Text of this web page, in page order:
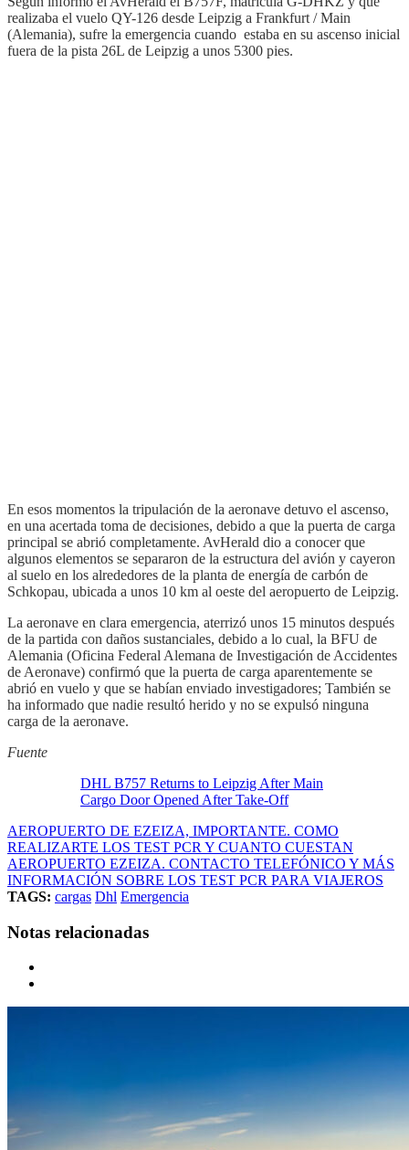
realizaba el vuelo QY-126 desde Leipzig a Frankfurt / Main
(Alemania), sufre la emergencia cuando estaba en su ascenso inicial
fuera de la pista 26L de Leipzig a unos 5300 pies.
En esos momentos la tripulación de la aeronave detuvo el ascenso,
en una acertada toma de decisiones, debido a que la puerta de carga
principal se abrió completamente. AvHerald dio a conocer que
algunos elementos se separaron de la estructura del avión y cayeron
al suelo en los alrededores de la planta de energía de carbón de
Schkopau, ubicada a unos 10 km al oeste del aeropuerto de Leipzig.
La aeronave en clara emergencia, aterrizó unos 15 minutos después
de la partida con daños sustanciales, debido a lo cual, la BFU de
Alemania (Oficina Federal Alemana de Investigación de Accidentes
de Aeronave) confirmó que la puerta de carga aparentemente se
abrió en vuelo y que se habían enviado investigadores; También se
ha informado que nadie resultó herido y no se expulsó ninguna
carga de la aeronave.
Fuente
DHL B757 Returns to Leipzig After Main
Cargo Door Opened After Take-Off
AEROPUERTO DE EZEIZA, IMPORTANTE. COMO
REALIZARTE LOS TEST PCR Y CUANTO CUESTAN
AEROPUERTO EZEIZA. CONTACTO TELEFÓNICO Y MÁS
INFORMACIÓN SOBRE LOS TEST PCR PARA VIAJEROS
TAGS: cargas Dhl Emergencia
Notas relacionadas